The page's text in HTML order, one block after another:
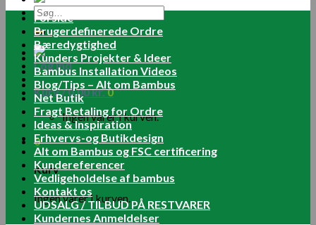
Søg
efter:
Log ind
Kurv /0.00kr.0
Ingen varer i kurven.
0
Kurv
Ingen varer i kurven.
Forside
Brugerdefinerede Ordre
Bæredygtighed
Kunders Projekter & Ideer
Bambus Installation Videos
Blog/Tips – Alt om Bambus
Net Butik
Fragt Betaling for Ordre
Ideas & Inspiration
Erhvervs-og Butikdesign
Alt om Bambus og FSC certificering
Kundereferencer
Vedligeholdelse af bambus
Kontakt os
UDSALG / TILBUD PÅ RESTVARER
Kundernes Anmeldelser